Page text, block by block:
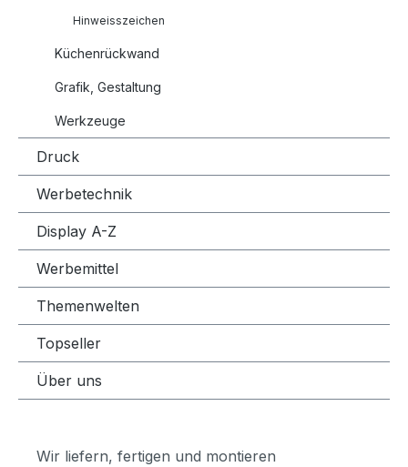
Hinweisszeichen
Küchenrückwand
Grafik, Gestaltung
Werkzeuge
Druck
Werbetechnik
Display A-Z
Werbemittel
Themenwelten
Topseller
Über uns
Wir liefern, fertigen und montieren